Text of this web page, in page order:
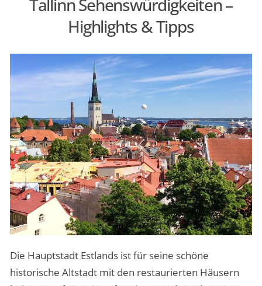
Tallinn
und
Vilnius
entdecken“
Highlights & Tipps
Die Hauptstadt Estlands ist für seine schöne
historische Altstadt mit den restaurierten Häusern